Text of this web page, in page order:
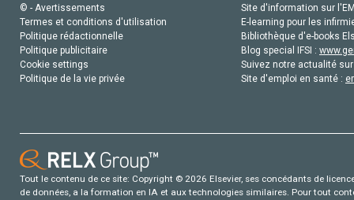
© - Avertissements
Termes et conditions d'utilisation
Politique rédactionnelle
Politique publicitaire
Cookie settings
Politique de la vie privée
Site d'information sur
E-learning pour les
Bibliothèque d'e-books
Blog special IFSI :
Suivez notre actualité
Site d'emploi en santé :
Tout le contenu de ce site: Copyright © 2026 Elsevier, ses concédants de
de données, a la formation en IA et aux technologies similaires. Pour tout